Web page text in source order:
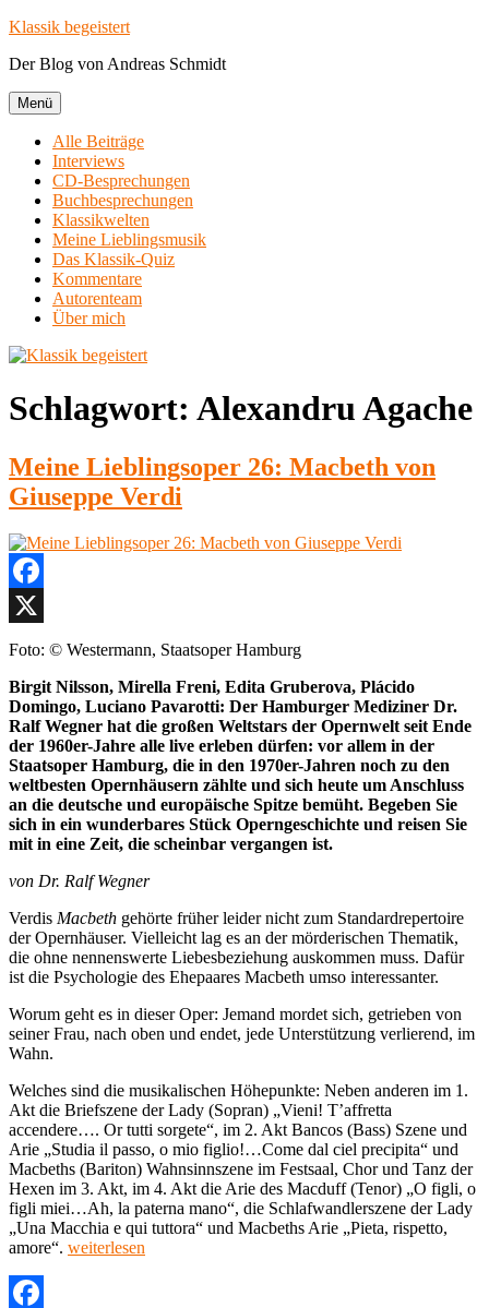
Zum
springen
Klassik begeistert
Der Blog von Andreas Schmidt
Menü
Alle Beiträge
Interviews
CD-Besprechungen
Buchbesprechungen
Klassikwelten
Meine Lieblingsmusik
Das Klassik-Quiz
Kommentare
Autorenteam
Über mich
Schlagwort: Alexandru Agache
Meine Lieblingsoper 26: Macbeth von
Giuseppe Verdi
Facebook
X
Foto: © Westermann, Staatsoper Hamburg
Birgit Nilsson, Mirella Freni, Edita Gruberova, Plácido
Domingo, Luciano Pavarotti: Der Hamburger Mediziner Dr.
Ralf Wegner hat die großen Weltstars der Opernwelt seit Ende
der 1960er-Jahre alle live erleben dürfen: vor allem in der
Staatsoper Hamburg, die in den 1970er-Jahren noch zu den
weltbesten Opernhäusern zählte und sich heute um Anschluss
an die deutsche und europäische Spitze bemüht. Begeben Sie
sich in ein wunderbares Stück Operngeschichte und reisen Sie
mit in eine Zeit, die scheinbar vergangen ist.
von Dr. Ralf Wegner
Verdis Macbeth gehörte früher leider nicht zum Standardrepertoire
der Opernhäuser. Vielleicht lag es an der mörderischen Thematik,
die ohne nennenswerte Liebesbeziehung auskommen muss. Dafür
ist die Psychologie des Ehepaares Macbeth umso interessanter.
Worum geht es in dieser Oper: Jemand mordet sich, getrieben von
seiner Frau, nach oben und endet, jede Unterstützung verlierend, im
Wahn.
Welches sind die musikalischen Höhepunkte: Neben anderen im 1.
Akt die Briefszene der Lady (Sopran) „Vieni! T’affretta
accendere…. Or tutti sorgete“, im 2. Akt Bancos (Bass) Szene und
Arie „Studia il passo, o mio figlio!…Come dal ciel precipita“ und
Macbeths (Bariton) Wahnsinnszene im Festsaal, Chor und Tanz der
Hexen im 3. Akt, im 4. Akt die Arie des Macduff (Tenor) „O figli, o
figli miei…Ah, la paterna mano“, die Schlafwandlerszene der Lady
„Una Macchia e qui tuttora“ und Macbeths Arie „Pieta, rispetto,
amore“. „Meine
weiterlesen